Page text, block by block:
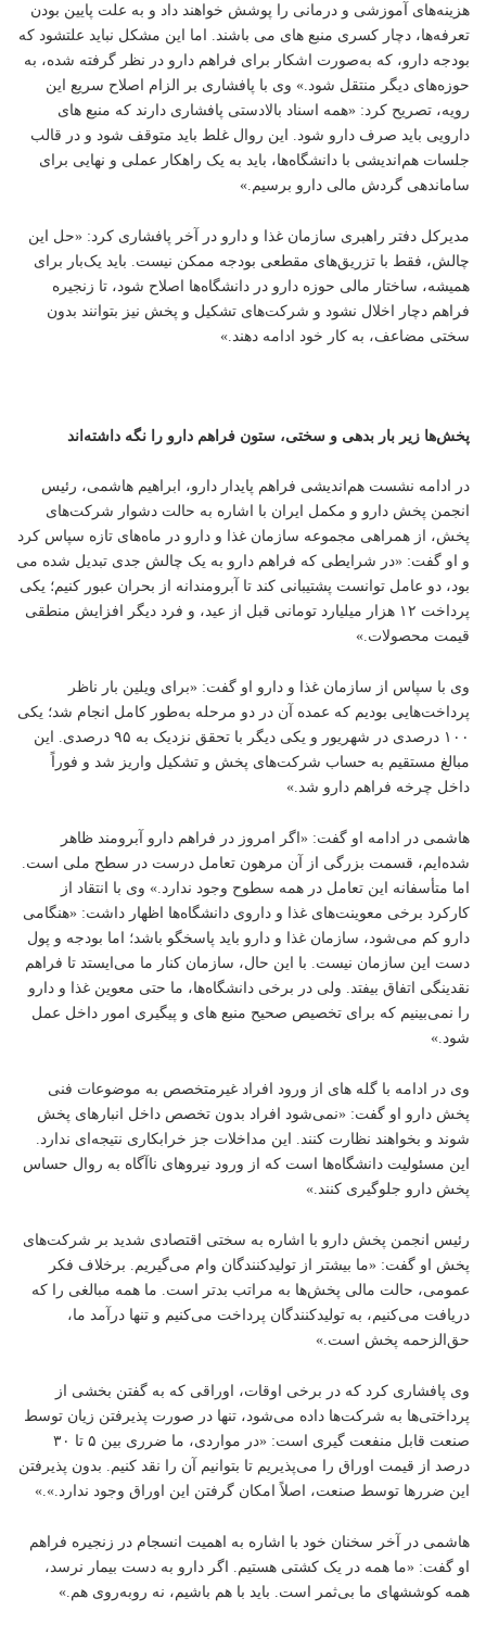
هزینه‌های آموزشی و درمانی را پوشش خواهند داد و به علت پایین بودن
تعرفه‌ها، دچار کسری منبع های می باشند. اما این مشکل نباید علتشود که
بودجه دارو، که به‌صورت اشکار برای فراهم دارو در نظر گرفته شده، به
حوزه‌های دیگر منتقل شود.» وی با پافشاری بر الزام اصلاح سریع این
رویه، تصریح کرد: «همه اسناد بالادستی پافشاری دارند که منبع های
دارویی باید صرف دارو شود. این روال غلط باید متوقف شود و در قالب
جلسات هم‌اندیشی با دانشگاه‌ها، باید به یک راهکار عملی و نهایی برای
ساماندهی گردش مالی دارو برسیم.»
مدیرکل دفتر راهبری سازمان غذا و دارو در آخر پافشاری کرد: «حل این
چالش، فقط با تزریق‌های مقطعی بودجه ممکن نیست. باید یک‌بار برای
همیشه، ساختار مالی حوزه دارو در دانشگاه‌ها اصلاح شود، تا زنجیره
فراهم دچار اخلال نشود و شرکت‌های تشکیل و پخش نیز بتوانند بدون
سختی مضاعف، به کار خود ادامه دهند.»
پخش‌ها زیر بار بدهی و سختی، ستون فراهم دارو را نگه داشته‌اند
در ادامه نشست هم‌اندیشی فراهم پایدار دارو، ابراهیم هاشمی، رئیس
انجمن پخش دارو و مکمل ایران با اشاره به حالت دشوار شرکت‌های
پخش، از همراهی مجموعه سازمان غذا و دارو در ماه‌های تازه سپاس کرد
و او گفت: «در شرایطی که فراهم دارو به یک چالش جدی تبدیل شده می
بود، دو عامل توانست پشتیبانی کند تا آبرومندانه از بحران عبور کنیم؛ یکی
پرداخت ۱۲ هزار میلیارد تومانی قبل از عید، و فرد دیگر افزایش منطقی
قیمت محصولات.»
وی با سپاس از سازمان غذا و دارو او گفت: «برای ویلین بار ناظر
پرداخت‌هایی بودیم که عمده آن در دو مرحله به‌طور کامل انجام شد؛ یکی
۱۰۰ درصدی در شهریور و یکی دیگر با تحقق نزدیک به ۹۵ درصدی. این
مبالغ مستقیم به حساب شرکت‌های پخش و تشکیل واریز شد و فوراً
داخل چرخه فراهم دارو شد.»
هاشمی در ادامه او گفت: «اگر امروز در فراهم دارو آبرومند ظاهر
شده‌ایم، قسمت بزرگی از آن مرهون تعامل درست در سطح ملی است.
اما متأسفانه این تعامل در همه سطوح وجود ندارد.» وی با انتقاد از
کارکرد برخی معوینت‌های غذا و داروی دانشگاه‌ها اظهار داشت: «هنگامی
دارو کم می‌شود، سازمان غذا و دارو باید پاسخگو باشد؛ اما بودجه و پول
دست این سازمان نیست. با این حال، سازمان کنار ما می‌ایستد تا فراهم
نقدینگی اتفاق بیفتد. ولی در برخی دانشگاه‌ها، ما حتی معوین غذا و دارو
را نمی‌بینیم که برای تخصیص صحیح منبع های و پیگیری امور داخل عمل
شود.»
وی در ادامه با گله های از ورود افراد غیرمتخصص به موضوعات فنی
پخش دارو او گفت: «نمی‌شود افراد بدون تخصص داخل انبارهای پخش
شوند و بخواهند نظارت کنند. این مداخلات جز خرابکاری نتیجه‌ای ندارد.
این مسئولیت دانشگاه‌ها است که از ورود نیروهای ناآگاه به روال حساس
پخش دارو جلوگیری کنند.»
رئیس انجمن پخش دارو با اشاره به سختی اقتصادی شدید بر شرکت‌های
پخش او گفت: «ما بیشتر از تولیدکنندگان وام می‌گیریم. برخلاف فکر
عمومی، حالت مالی پخش‌ها به مراتب بدتر است. ما همه مبالغی را که
دریافت می‌کنیم، به تولیدکنندگان پرداخت می‌کنیم و تنها درآمد ما،
حق‌الزحمه پخش است.»
وی پافشاری کرد که در برخی اوقات، اوراقی که به گفتن بخشی از
پرداختی‌ها به شرکت‌ها داده می‌شود، تنها در صورت پذیرفتن زیان توسط
صنعت قابل منفعت گیری است: «در مواردی، ما ضرری بین ۵ تا ۳۰
درصد از قیمت اوراق را می‌پذیریم تا بتوانیم آن را نقد کنیم. بدون پذیرفتن
این ضررها توسط صنعت، اصلاً امکان گرفتن این اوراق وجود ندارد.».»
هاشمی در آخر سخنان خود با اشاره به اهمیت انسجام در زنجیره فراهم
او گفت: «ما همه در یک کشتی هستیم. اگر دارو به دست بیمار نرسد،
همه کوششهای ما بی‌ثمر است. باید با هم باشیم، نه روبه‌روی هم.»